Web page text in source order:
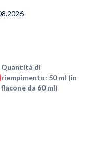
Quantità di
riempimento: 50 ml (in
flacone da 60 ml)